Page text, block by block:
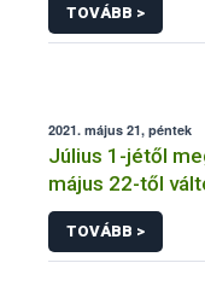
TOVÁBB >
2021. május 21, péntek
Július 1-jétől
május 22-től
szabályozás
TOVÁBB >